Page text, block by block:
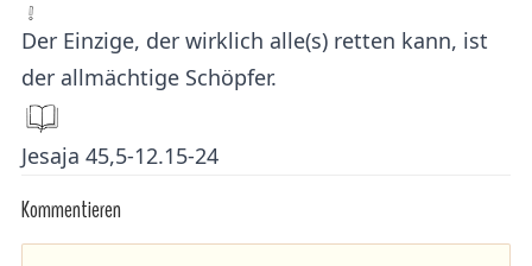
Der Einzige, der wirklich alle(s) retten kann, ist
der allmächtige Schöpfer.
Jesaja 45,5-12.15-24
Kommentieren